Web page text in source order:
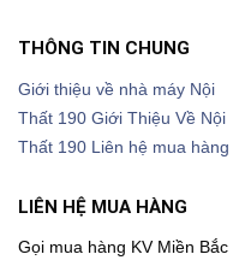
THÔNG TIN CHUNG
Giới thiệu về nhà máy Nội
Thất 190 Giới Thiệu Về Nội
Thất 190
Liên hệ mua hàng
LIÊN HỆ MUA HÀNG
Gọi mua hàng KV Miền Bắc